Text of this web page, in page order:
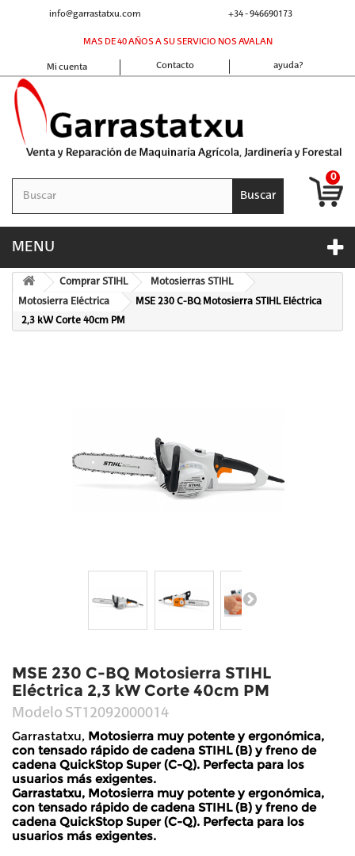
+34 - 946690173
info@garrastatxu.com
MAS DE 40 AÑOS A SU SERVICIO NOS AVALAN
ayuda?
Contacto
Mi cuenta
Buscar
0
MENU
Comprar STIHL Motosierras STIHL
Motosierra Eléctrica
MSE 230 C-BQ Motosierra STIHL Eléctrica
2,3 kW Corte 40cm PM
MSE 230 C-BQ Motosierra STIHL
Eléctrica 2,3 kW Corte 40cm PM
Modelo ST12092000014
Garrastatxu, Motosierra muy potente y ergonómica,
con tensado rápido de cadena STIHL (B) y freno de
cadena QuickStop Super (C-Q). Perfecta para los
usuarios más exigentes.
Garrastatxu, Motosierra muy potente y ergonómica,
con tensado rápido de cadena STIHL (B) y freno de
cadena QuickStop Super (C-Q). Perfecta para los
usuarios más exigentes.